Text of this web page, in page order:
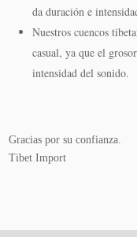
da duración e
Nuestros cuencos
casual, ya que el
intensidad del sonido.
Gracias por su confianza.
Tibet Import